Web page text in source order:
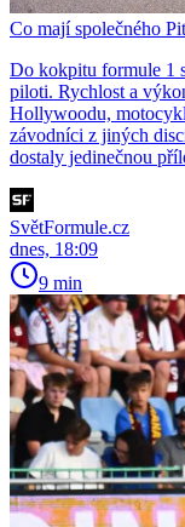
Co mají společného
Do kokpitu formule 1
piloti. Rychlost a
Hollywoodu,
závodníci z jiných
dostaly jedinečnou
SvětFormule.cz
dnes, 18:09
9 min